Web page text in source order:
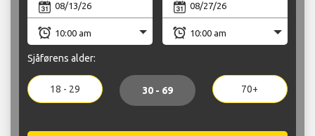
Sjåførens alder:
18 - 29 30 - 69 70+